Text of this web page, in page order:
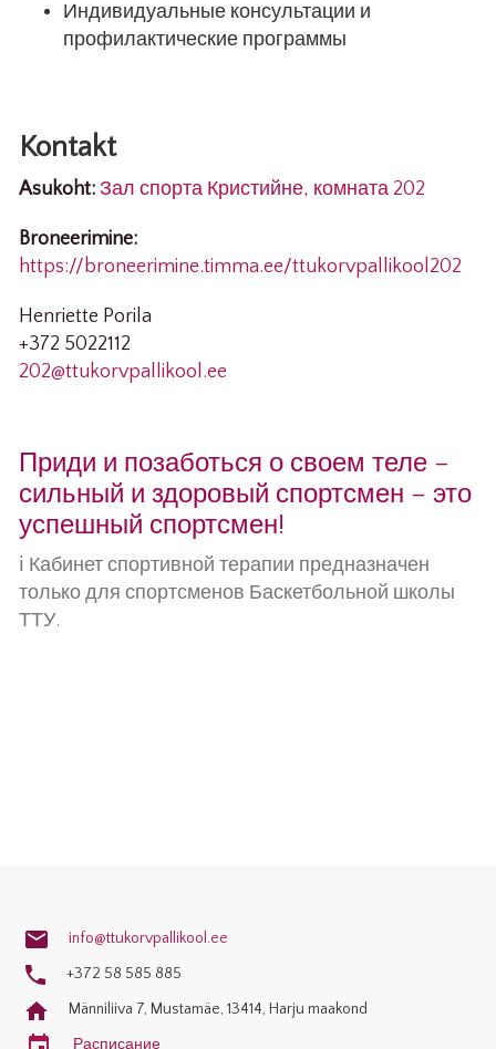
Индивидуальные консультации и
профилактические программы
Kontakt
Asukoht: Зал спорта Кристийне, комната 202
Broneerimine:
https://broneerimine.timma.ee/ttukorvpallikool202
Henriette Porila
+372 5022112
202@ttukorvpallikool.ee
Приди и позаботься о своем теле –
сильный и здоровый спортсмен – это
успешный спортсмен!
ℹ️ Кабинет спортивной терапии предназначен
только для спортсменов Баскетбольной школы
ТТУ.
info@ttukorvpallikool.ee
+372 58 585 885
Männiliiva 7, Mustamäe, 13414, Harju maakond
Расписание